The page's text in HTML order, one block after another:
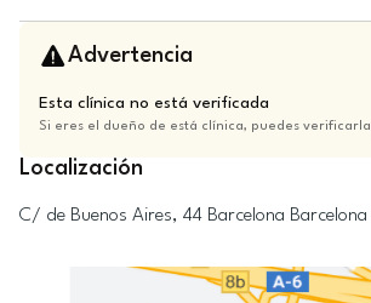
Advertencia
Esta clínica no está verificada
Si eres el dueño de está clínica, puedes verificarla
Localización
C/ de Buenos Aires, 44 Barcelona Barcelona